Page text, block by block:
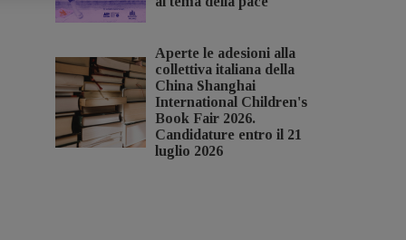
Aperte le adesioni alla
collettiva italiana della
China Shanghai
International Children's
Book Fair 2026.
Candidature entro il 21
luglio 2026